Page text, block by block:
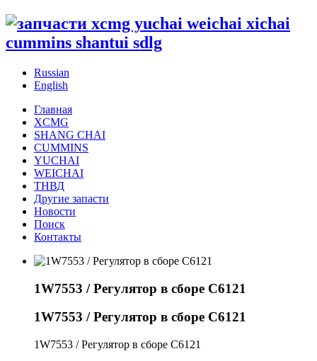
Russian
English
Главная
XCMG
SHANG CHAI
CUMMINS
YUCHAI
WEICHAI
ТНВД
Другие запасти
Новости
Поиск
Контакты
1W7553 / Регулятор в сборе С6121
1W7553 / Регулятор в сборе С6121
1W7553 / Регулятор в сборе С6121